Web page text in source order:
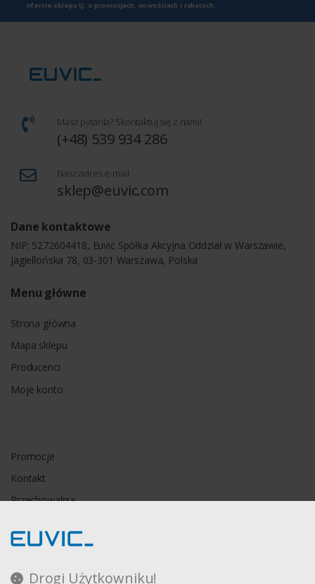
Drogi Użytkowniku!
ofercie sklepu tj. o promocjach, nowościach i rabatach.
Masz pytania? Skontaktuj się z nami!
(+48) 539 934 286
Nasz adres e-mail
sklep@euvic.com
Dane kontaktowe
NIP: 5272604418, Euvic Spółka Akcyjna Oddział w Warszawie,
Jagiellońska 78, 03-301 Warszawa, Polska
Menu główne
Strona główna
Mapa sklepu
Producenci
Moje konto
Promocje
Kontakt
Przechowalnia